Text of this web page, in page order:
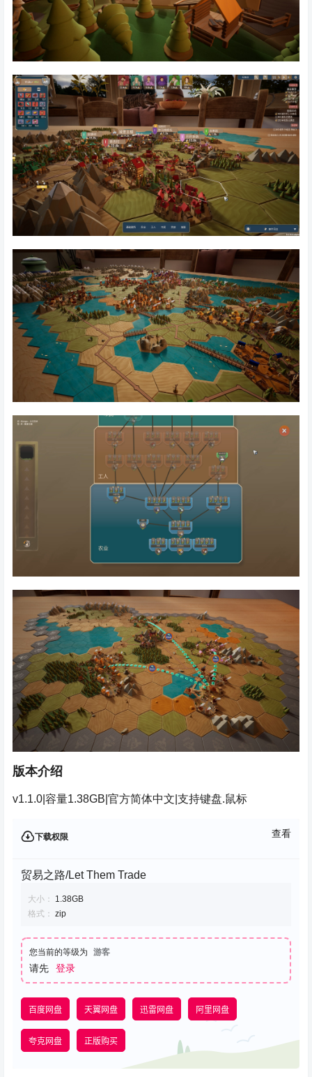
版本介绍
v1.1.0|容量1.38GB|官方简体中文|支持键盘.鼠标
下载权限 查看
贸易之路/Let Them Trade
大小：
1.38GB
格式： zip
您当前的等级为 游客
请先 登录
百度网盘 天翼网盘 迅雷网盘 阿里网盘
夸克网盘 正版购买